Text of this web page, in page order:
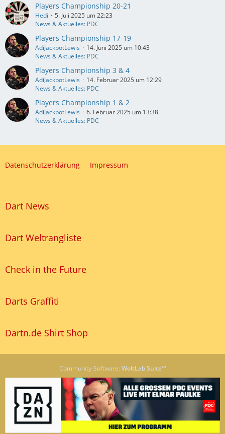
Players Championship 20-21
Hedi
5. Juli 2025 um 22:23
News & Aktuelles: PDC
Players Championship 17-19
AdiJackpotLewis
14. Juni 2025 um 10:43
News & Aktuelles: PDC
Players Championship 3 & 4
AdiJackpotLewis
14. Februar 2025 um 12:29
News & Aktuelles: PDC
Players Championship 1 & 2
AdiJackpotLewis
6. Februar 2025 um 13:38
News & Aktuelles: PDC
Datenschutzerklärung Impressum
Dart News
Dart Weltrangliste
Check in the Future
Darts Graffiti
Dartn.de Shirt Shop
Community-Software: WoltLab Suite™